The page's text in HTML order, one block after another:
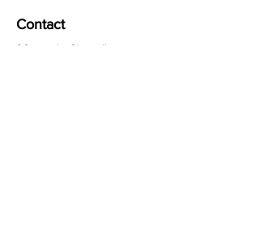
Contact
26 rue de Chavailles